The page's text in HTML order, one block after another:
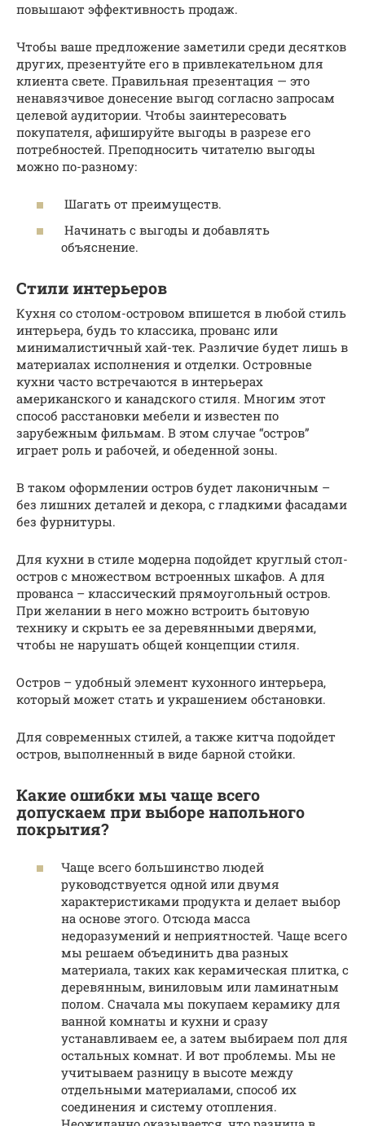
повышают эффективность продаж.
Чтобы ваше предложение заметили среди десятков
других, презентуйте его в привлекательном для
клиента свете. Правильная презентация — это
ненавязчивое донесение выгод согласно запросам
целевой аудитории. Чтобы заинтересовать
покупателя, афишируйте выгоды в разрезе его
потребностей. Преподносить читателю выгоды
можно по-разному:
Шагать от преимуществ.
Начинать с выгоды и добавлять
объяснение.
Стили интерьеров
Кухня со столом-островом впишется в любой стиль
интерьера, будь то классика, прованс или
минималистичный хай-тек. Различие будет лишь в
материалах исполнения и отделки. Островные
кухни часто встречаются в интерьерах
американского и канадского стиля. Многим этот
способ расстановки мебели и известен по
зарубежным фильмам. В этом случае “остров”
играет роль и рабочей, и обеденной зоны.
В таком оформлении остров будет лаконичным –
без лишних деталей и декора, с гладкими фасадами
без фурнитуры.
Для кухни в стиле модерна подойдет круглый стол-
остров с множеством встроенных шкафов. А для
прованса – классический прямоугольный остров.
При желании в него можно встроить бытовую
технику и скрыть ее за деревянными дверями,
чтобы не нарушать общей концепции стиля.
Остров – удобный элемент кухонного интерьера,
который может стать и украшением обстановки.
Для современных стилей, а также китча подойдет
остров, выполненный в виде барной стойки.
Какие ошибки мы чаще всего
допускаем при выборе напольного
покрытия?
Чаще всего большинство людей
руководствуется одной или двумя
характеристиками продукта и делает выбор
на основе этого. Отсюда масса
недоразумений и неприятностей. Чаще всего
мы решаем объединить два разных
материала, таких как керамическая плитка, с
деревянным, виниловым или ламинатным
полом. Сначала мы покупаем керамику для
ванной комнаты и кухни и сразу
устанавливаем ее, а затем выбираем пол для
остальных комнат. И вот проблемы. Мы не
учитываем разницу в высоте между
отдельными материалами, способ их
соединения и систему отопления.